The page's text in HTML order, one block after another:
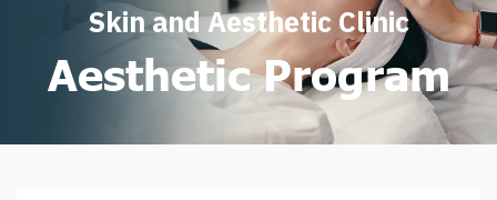
SkinandAestheticClinic
Aesthetic Program